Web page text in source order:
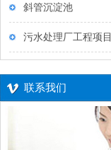
斜管沉淀池
污水处理厂工程项目
联系我们